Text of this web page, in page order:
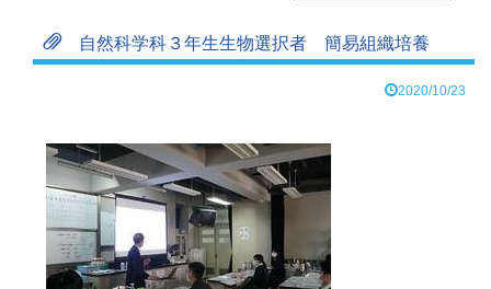
自然科学科３年生生物選択者 簡易組織培養
2020/10/23